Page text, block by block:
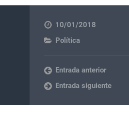
10/01/2018
Política
Entrada anterior
Entrada siguiente